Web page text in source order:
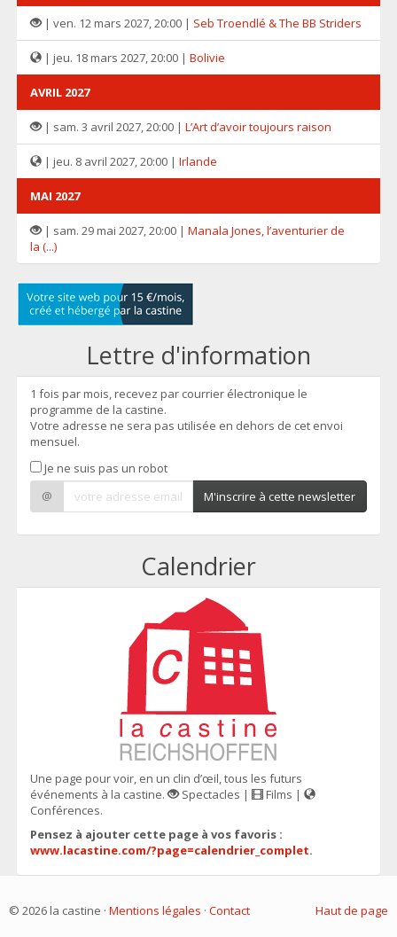
| ven. 12 mars 2027, 20:00 | Seb Troendlé & The BB Striders
| jeu. 18 mars 2027, 20:00 | Bolivie
AVRIL 2027
| sam. 3 avril 2027, 20:00 | L’Art d’avoir toujours raison
| jeu. 8 avril 2027, 20:00 | Irlande
MAI 2027
| sam. 29 mai 2027, 20:00 | Manala Jones, l’aventurier de
la (...)
Lettre d'information
1 fois par mois, recevez par courrier électronique le
programme de la castine.
Votre adresse ne sera pas utilisée en dehors de cet envoi
mensuel.
Je ne suis pas un robot
@
M'inscrire à cette newsletter
Calendrier
Une page pour voir, en un clin d’œil, tous les futurs
événements à la castine.
Spectacles |
Films |
Conférences.
Pensez à ajouter cette page à vos favoris :
www.lacastine.com/?page=calendrier_complet.
Haut de page
© 2026 la castine · Mentions légales · Contact